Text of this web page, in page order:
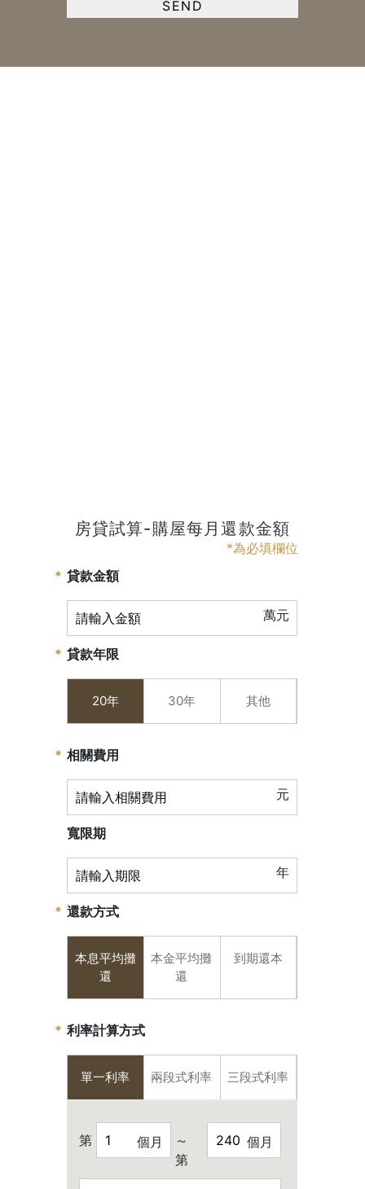
房貸試算-購屋每月還款金額
*為必填欄位
貸款金額
萬元
貸款年限
20年 30年 其他
相關費用
元
寬限期
年
還款方式
本息平均攤
還
本金平均攤
還
到期還本
利率計算方式
單一利率 兩段式利率 三段式利率
第 個月
～
第
個月